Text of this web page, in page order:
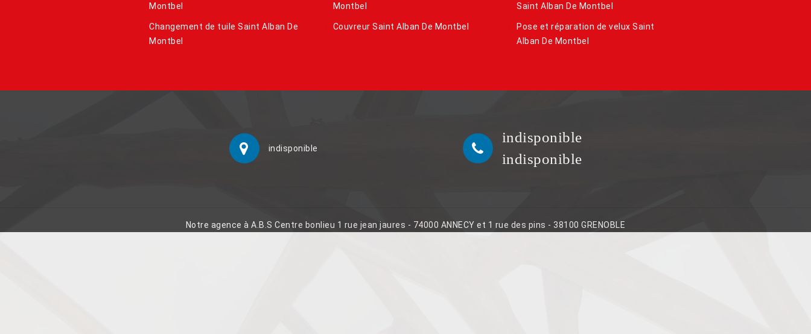
Montbel
Changement de tuile Saint Alban De
Montbel
Montbel
Couvreur Saint Alban De Montbel
Saint Alban De Montbel
Pose et réparation de velux Saint
Alban De Montbel
indisponible
indisponible
indisponible
Notre agence à A.B.S Centre bonlieu 1 rue jean jaures - 74000 ANNECY et 1 rue des pins - 38100 GRENOBLE